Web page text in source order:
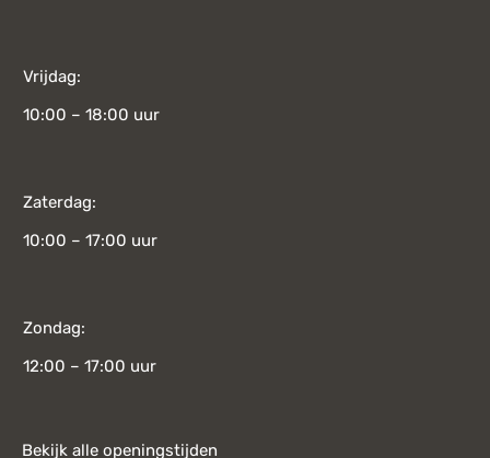
Vrijdag:
10:00 – 18:00 uur
Zaterdag:
10:00 – 17:00 uur
Zondag:
12:00 – 17:00 uur
Bekijk alle openingstijden